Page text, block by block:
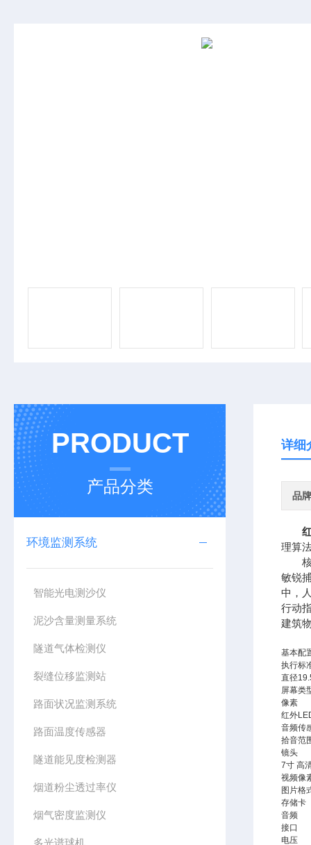
PRODUCT
产品分类
环境监测系统
智能光电测沙仪
泥沙含量测量系统
隧道气体检测仪
裂缝位移监测站
路面状况监测系统
路面温度传感器
隧道能见度检测器
烟道粉尘透过率仪
烟气密度监测仪
多光谱球机
详细
品牌
理算
核心
敏锐
中，
行动
建筑
基本配
执行标
直径
屏幕类
像素
红外
音频传
拾音范
镜头
7寸 高
视频像
图片格
存储卡
音频
接口
电压